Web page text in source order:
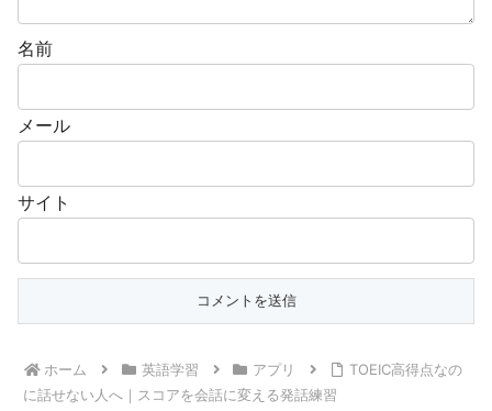
名前
メール
サイト
ホーム 英語学習 アプリ
TOEIC高得点なの
に話せない人へ｜スコアを会話に変える発話練習